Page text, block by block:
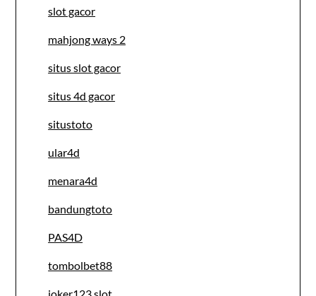
slot gacor
mahjong ways 2
situs slot gacor
situs 4d gacor
situstoto
ular4d
menara4d
bandungtoto
PAS4D
tombolbet88